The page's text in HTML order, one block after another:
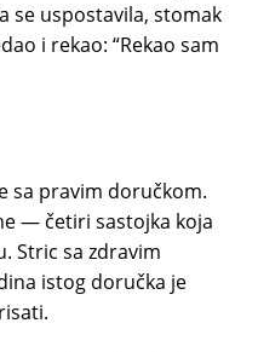
se uspostavila, stomak
i rekao: “Rekao sam
sa pravim doručkom.
— četiri sastojka koja
Stric sa zdravim
istog doručka je